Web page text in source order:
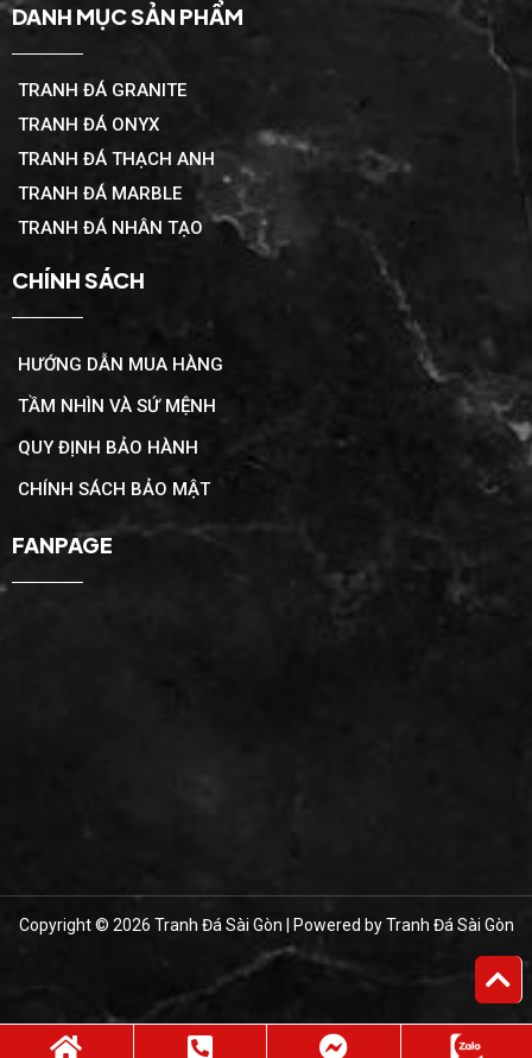
DANH MỤC SẢN PHẨM
TRANH ĐÁ GRANITE
TRANH ĐÁ ONYX
TRANH ĐÁ THẠCH ANH
TRANH ĐÁ MARBLE
TRANH ĐÁ NHÂN TẠO
CHÍNH SÁCH
HƯỚNG DẪN MUA HÀNG
TẦM NHÌN VÀ SỨ MỆNH
QUY ĐỊNH BẢO HÀNH
CHÍNH SÁCH BẢO MẬT
FANPAGE
Copyright © 2026 Tranh Đá Sài Gòn | Powered by Tranh Đá Sài Gòn